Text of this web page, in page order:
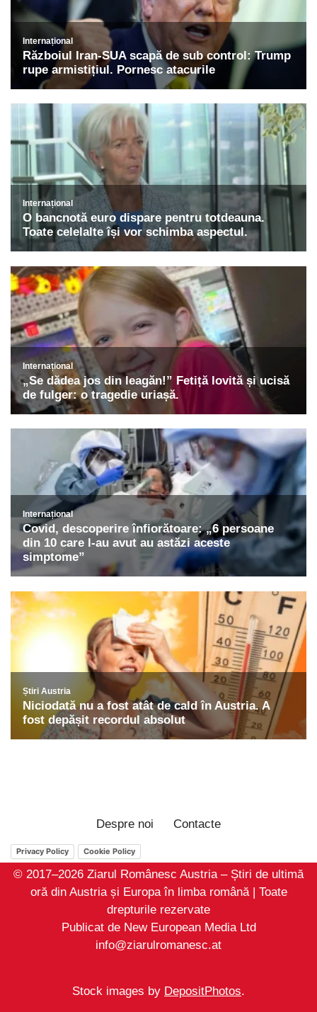
Despre noi Contacte
Privacy Policy Cookie Policy
© 2017–2026 Ziarul Românesc Austria – Știri de ultimă
oră din Austria și Europa în limba română | Toate
drepturile rezervate
Publicat de New European Media Ltd
info@ziarulromanesc.at
Stock images by DepositPhotos.